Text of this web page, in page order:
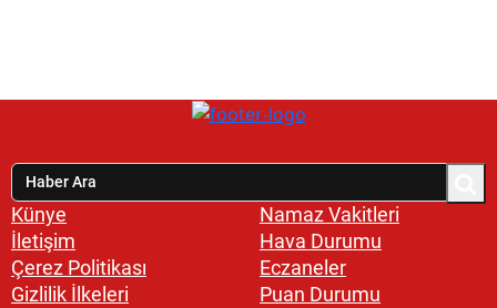
Künye
İletişim
Çerez Politikası
Gizlilik İlkeleri
Namaz Vakitleri
Hava Durumu
Eczaneler
Puan Durumu